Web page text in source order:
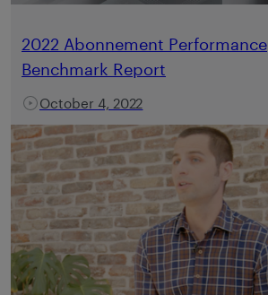
2022 Abonnement Performance
Benchmark Report
October 4, 2022